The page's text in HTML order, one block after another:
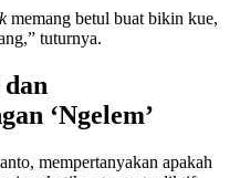
memang betul buat bikin kue,
tuturnya.
dan
‘Ngelem’
mempertanyakan apakah